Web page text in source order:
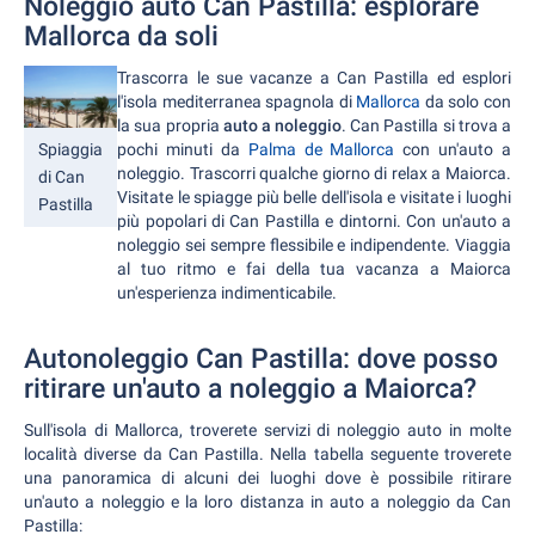
Noleggio auto Can Pastilla: esplorare
Mallorca da soli
Spiaggia
di Can
Pastilla
Trascorra le sue vacanze a Can Pastilla ed esplori
l'isola mediterranea spagnola di Mallorca da solo con
la sua propria auto a noleggio. Can Pastilla si trova a
pochi minuti da Palma de Mallorca con un'auto a
noleggio. Trascorri qualche giorno di relax a Maiorca.
Visitate le spiagge più belle dell'isola e visitate i luoghi
più popolari di Can Pastilla e dintorni. Con un'auto a
noleggio sei sempre flessibile e indipendente. Viaggia
al tuo ritmo e fai della tua vacanza a Maiorca
un'esperienza indimenticabile.
Autonoleggio Can Pastilla: dove posso
ritirare un'auto a noleggio a Maiorca?
Sull'isola di Mallorca, troverete servizi di noleggio auto in molte
località diverse da Can Pastilla. Nella tabella seguente troverete
una panoramica di alcuni dei luoghi dove è possibile ritirare
un'auto a noleggio e la loro distanza in auto a noleggio da Can
Pastilla: